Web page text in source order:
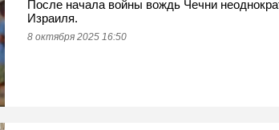
После начала войны вождь Чечни
Израиля.
8 октября 2025 16:50